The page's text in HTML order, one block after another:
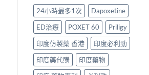
安
全
指
南〉
中
決
勃
起
能
障
礙
與
解
「劑
量
尷
尬」
的
三
種
完
整
解
析：
雙
效
果
凍
24小時最多1次
Dapoxetine
ED治療
POXET 60
Priligy
印度仿製藥 香港
印度必利勁
印度藥代購
印度藥物